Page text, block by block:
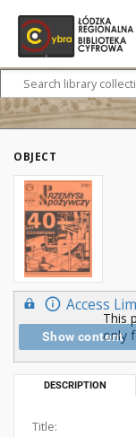
OBJECT
Access
Show content
This
only
DESCRIPTION
Title: